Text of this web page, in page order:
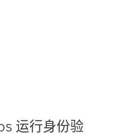
运行身份验